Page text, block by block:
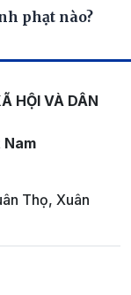
phạt nào?
HỘI VÀ DÂN
Thọ, Xuân